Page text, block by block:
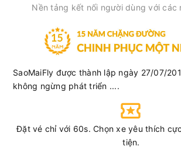
Hồng đang hoạt
các địa điểm như Bà Rịa, Châu Đức, Long
Định Quận, Tân Phú, Madagui, Bảo Lộc,
Đà Lạt → Vũng Tàu : Khởi hành từ Bến xe
qua các địa điểm như Đức Trọng, Di
Nền tảng kết nối người dùng với các
SaoMaiFly được thành lập ngày 27/07/
không ngừng phát triển ....
Đặt vé chỉ với 60s. Chọn xe yêu thích
tiện.